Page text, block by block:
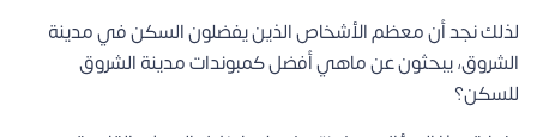
لذلك نجد أن معظم الأشخاص الذين يفضلون السكن في مدينة
الشروق، يبحثون عن ماهي أفضل كمبوندات مدينة الشروق
للسكن؟